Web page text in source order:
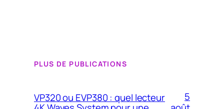
PLUS DE PUBLICATIONS
VP320 ou EVP380 : quel lecteur
5